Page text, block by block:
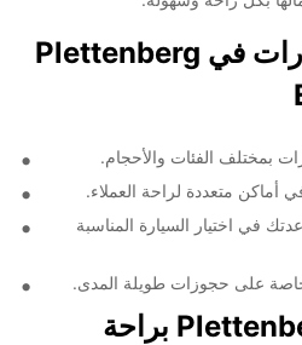
خدمات تأجير السيارات في Plettenberg
بمختلف الفئات والأحجام.
أماكن متعددة لراحة العملاء.
في اختيار السيارة المناسبة
على حجوزات طويلة المدى.
استكشف Plettenberg Bay براحة